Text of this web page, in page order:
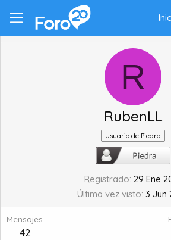
R
RubenLL
Usuario de Piedra
Registrado 29 Ene
Última vez visto 3 Jun
Mensajes
42